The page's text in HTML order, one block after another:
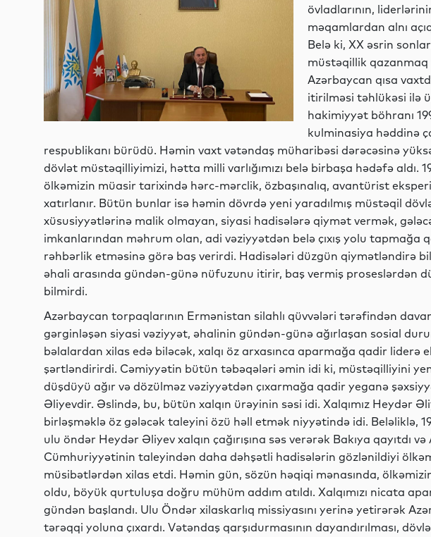
övladlarının,
məqamlardan alnı
Belə ki, XX əsrin
müstəqillik
Azərbaycan qısa
itirilməsi təhlükəsi ilə
hakimiyyət böhranı
kulminasiya həddinə
respublikanı bürüdü. Həmin vaxt vətəndaş müharibəsi dərəcəsinə
dövlət müstəqilliyimizi, hətta milli varlığımızı belə birbaşa hədəfə aldı.
ölkəmizin müasir tarixində hərc-mərclik, özbaşınalıq, avantürist
xatırlanır. Bütün bunlar isə həmin dövrdə yeni yaradılmış müstəqil
xüsusiyyətlərinə malik olmayan, siyasi hadisələrə qiymət vermək,
imkanlarından məhrum olan, adi vəziyyətdən belə çıxış yolu tapmağa
rəhbərlik etməsinə görə baş verirdi. Hadisələri düzgün qiymətləndirə
əhali arasında gündən-günə nüfuzunu itirir, baş vermiş proseslərdən
bilmirdi.
Azərbaycan torpaqlarının Ermənistan silahlı qüvvələri tərəfindən
gərginləşən siyasi vəziyyət, əhalinin gündən-günə ağırlaşan sosial
bəlalardan xilas edə biləcək, xalqı öz arxasınca aparmağa qadir liderə
şərtləndirirdi. Cəmiyyətin bütün təbəqələri əmin idi ki, müstəqilliyini
düşdüyü ağır və dözülməz vəziyyətdən çıxarmağa qadir yeganə
Əliyevdir. Əslində, bu, bütün xalqın ürəyinin səsi idi. Xalqımız Heydər
birləşməklə öz gələcək taleyini özü həll etmək niyyətində idi. Beləliklə,
ulu öndər Heydər Əliyev xalqın çağırışına səs verərək Bakıya qayıtdı
Cümhuriyyətinin taleyindən daha dəhşətli hadisələrin gözlənildiyi
müsibətlərdən xilas etdi. Həmin gün, sözün həqiqi mənasında,
oldu, böyük qurtuluşa doğru mühüm addım atıldı. Xalqımızı nicata
gündən başlandı. Ulu Öndər xilaskarlıq missiyasını yerinə yetirərək
tərəqqi yoluna çıxardı. Vətəndaş qarşıdurmasının dayandırılması,